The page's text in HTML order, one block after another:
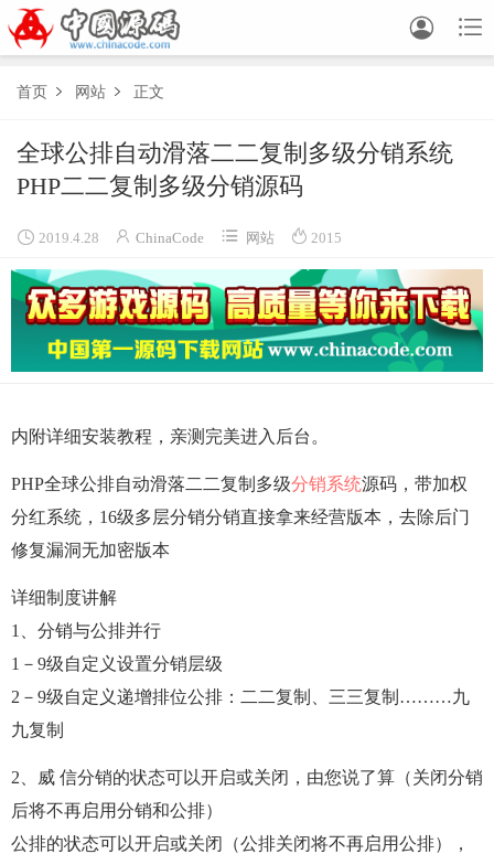


首页  网站  正文
全球公排自动滑落二二复制多级分销系统
PHP二二复制多级分销源码
 2019.4.28  ChinaCode  网站  2015
内附详细安装教程，亲测完美进入后台。
PHP全球公排自动滑落二二复制多级分销系统源码，带加权
分红系统，16级多层分销分销直接拿来经营版本，去除后门
修复漏洞无加密版本
详细制度讲解
1、分销与公排并行
1－9级自定义设置分销层级
2－9级自定义递增排位公排：二二复制、三三复制………九
九复制
2、威 信分销的状态可以开启或关闭，由您说了算（关闭分销
后将不再启用分销和公排）
公排的状态可以开启或关闭（公排关闭将不再启用公排），